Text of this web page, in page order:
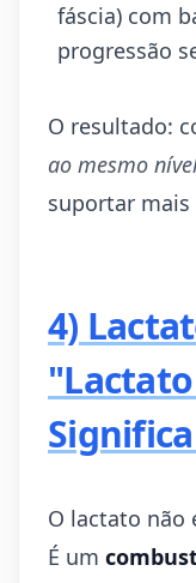
fáscia) com
progressão
O resultado:
ao mesmo
suportar
4)
O lactato
É um